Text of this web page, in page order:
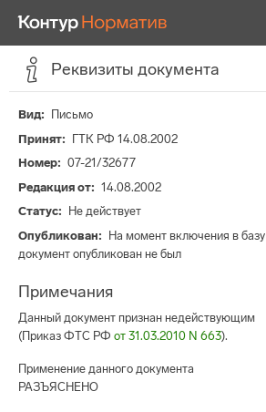
Реквизиты документа
Вид
Письмо
Принят
ГТК РФ 14.08.2002
Номер
07-21/32677
Редакция от
14.08.2002
Статус
Не действует
Опубликован
На момент включения в базу
документ опубликован не был
Примечания
Данный документ признан недействующим
(Приказ ФТС РФ от 31.03.2010 N 663).
Применение данного документа
РАЗЪЯСНЕНО